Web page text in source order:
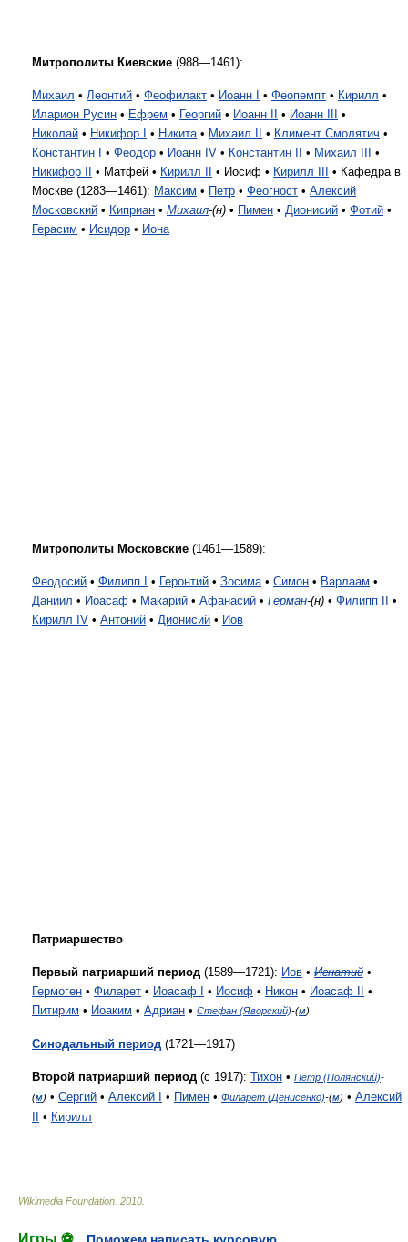
Митрополиты Киевские (988—1461):
Михаил • Леонтий • Феофилакт • Иоанн I • Феопемпт • Кирилл •
Иларион Русин • Ефрем • Георгий • Иоанн II • Иоанн III
•
Николай • Никифор I • Никита• Михаил II • Климент Смолятич •
Константин I
• Феодор • Иоанн IV • Константин II • Михаил III
•
Никифор II
• Матфей • Кирилл II • Иосиф • Кирилл III
• Кафедра в
Москве (1283—1461): Максим • Петр • Феогност • Алексий
Московский • Киприан • Михаил-(н) • Пимен • Дионисий • Фотий •
Герасим • Исидор • Иона
Митрополиты Московские (1461—1589):
Феодосий • Филипп I • Геронтий • Зосима• Симон • Варлаам •
Даниил • Иоасаф • Макарий • Афанасий • Герман-(н) • Филипп II
•
Кирилл IV • Антоний • Дионисий • Иов
Патриаршество
Первый патриарший период (1589—1721): Иов • Игнатий •
Гермоген • Филарет • Иоасаф I • Иосиф • Никон • Иоасаф II
•
Питирим • Иоаким • Адриан • Стефан (Яворский)-(м)
Синодальный период (1721—1917)
Второй патриарший период (с 1917): Тихон • Петр (Полянский)-
(м) • Сергий • Алексий I • Пимен • Филарет (Денисенко)-(м) • Алексий
• Кирилл
Wikimedia Foundation 2010
Игры ⚽